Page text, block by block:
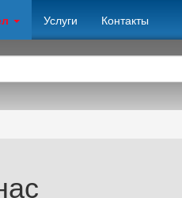
Услуги Контакты